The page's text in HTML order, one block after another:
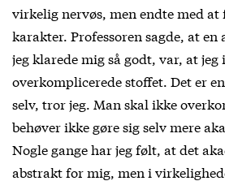
virkelig nervøs, men endte med at
karakter. Professoren sagde, at
jeg klarede mig så godt, var, at jeg
overkomplicerede stoffet. Det er
selv, tror jeg. Man skal ikke
behøver ikke gøre sig selv mere
Nogle gange har jeg følt, at det
abstrakt for mig, men i